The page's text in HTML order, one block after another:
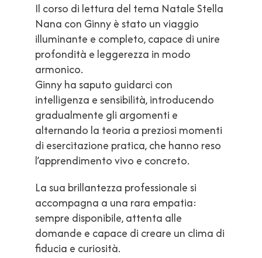
Il corso di lettura del tema Natale Stella
Nana con Ginny è stato un viaggio
illuminante e completo, capace di unire
profondità e leggerezza in modo
armonico.
Ginny ha saputo guidarci con
intelligenza e sensibilità, introducendo
gradualmente gli argomenti e
alternando la teoria a preziosi momenti
di esercitazione pratica, che hanno reso
l’apprendimento vivo e concreto.
La sua brillantezza professionale si
accompagna a una rara empatia:
sempre disponibile, attenta alle
domande e capace di creare un clima di
fiducia e curiosità.